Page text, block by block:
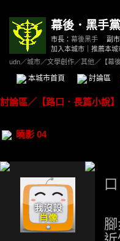
幕後．黑手黨
市長： 幕後黑手 副
加入本城市
推薦本城
udn／城市／文學創作／其他／ 【幕
本城市首頁 討論區
討論區／ 【路口．長篇小說】
曉影 04